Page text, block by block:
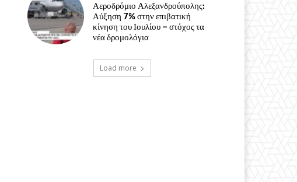
Αεροδρόμιο Αλεξανδρούπολης:
Αύξηση 7% στην επιβατική
κίνηση του Ιουλίου – στόχος τα
νέα δρομολόγια
Load more